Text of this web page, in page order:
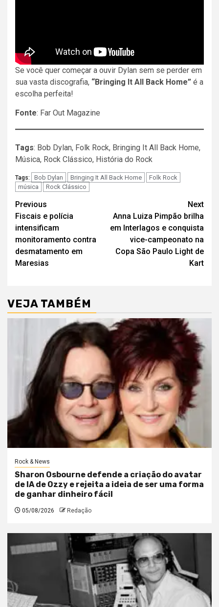
Se você quer começar a ouvir Dylan sem se perder em
sua vasta discografia, “Bringing It All Back Home” é a
escolha perfeita!
Fonte: Far Out Magazine
Tags: Bob Dylan, Folk Rock, Bringing It All Back Home,
Música, Rock Clássico, História do Rock
Tags: Bob Dylan Bringing It All Back Home
Folk Rock
música
Rock Clássico
Post
navigation
Previous
Fiscais e polícia
intensificam
monitoramento contra
desmatamento em
Maresias
Next
Anna Luiza Pimpão brilha
em Interlagos e conquista
vice-campeonato na
Copa São Paulo Light de
Kart
VEJA TAMBÉM
Rock & News
Sharon Osbourne defende a criação do avatar
de IA de Ozzy e rejeita a ideia de ser uma forma
de ganhar dinheiro fácil
05/08/2026 Redação